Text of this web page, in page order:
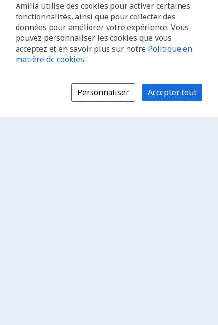
Amilia utilise des cookies pour activer certaines
fonctionnalités, ainsi que pour collecter des
données pour améliorer votre expérience. Vous
pouvez personnaliser les cookies que vous
acceptez et en savoir plus sur notre Politique en
matière de cookies.
Personnaliser Accepter tout